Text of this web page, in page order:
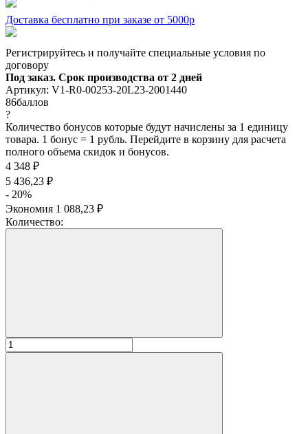
Доставка бесплатно при заказе от 5000р
Регистрируйтесь и получайте специальные условия по
договору
Под заказ. Срок производства от 2 дней
Артикул: V1-R0-00253-20L23-2001440
86баллов
?
Количество бонусов которые будут начислены за 1 единицу
товара. 1 бонус = 1 рубль. Перейдите в корзину для расчета
полного объема скидок и бонусов.
4 348 ₽
5 436,23 ₽
- 20%
Экономия 1 088,23 ₽
Количество: